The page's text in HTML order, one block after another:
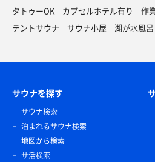
タトゥーOK
カプセルホテル有り
作
テントサウナ
サウナ小屋 湖が水風呂
サウナを探す
サウナ検索
泊まれるサウナ検索
地図から検索
サ活検索